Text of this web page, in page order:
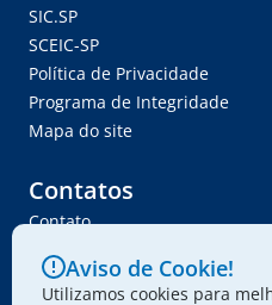
SIC.SP
SCEIC-SP
Política de Privacidade
Programa de Integridade
Mapa do site
Contatos
Contato
Ser Fornecedor
Aviso de Cookie!
Utilizamos cookies para